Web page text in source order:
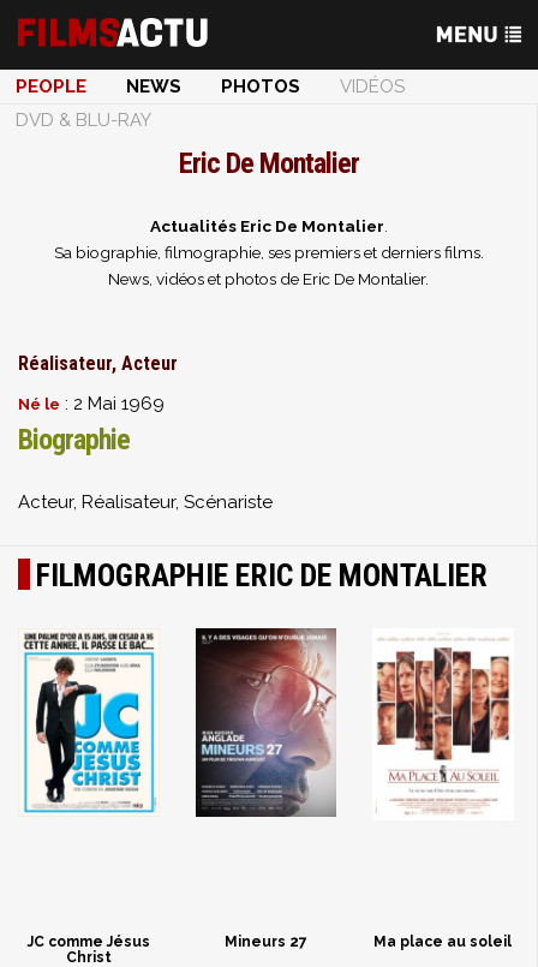
PEOPLE NEWS PHOTOS
VIDÉOS
DVD & BLU-RAY
Eric De Montalier
Actualités Eric De Montalier
Sa biographie, filmographie, ses premiers et derniers films.
News, vidéos et photos de Eric De Montalier.
Réalisateur, Acteur
Né le : 2 Mai 1969
Biographie
Acteur, Réalisateur, Scénariste
FILMOGRAPHIE ERIC DE MONTALIER
JC comme Jésus
Christ
Mineurs 27 Ma place au soleil